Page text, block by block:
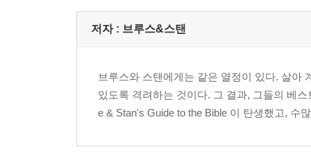
16. 아버지의 슬픔
17. 늙어가는 부모를 모시는 것
20. 경제적인 문제로 속수무책일 떄
21. 파산에서 믿음으로
저자 : 브루스&스탠
브루스와 스탠에게는 같은 열정이 있다. 살아
있도록 격려하는 것이다. 그 결과, 그들의 베
e & Stan's Guide to the Bible 이 탄생했고, 수